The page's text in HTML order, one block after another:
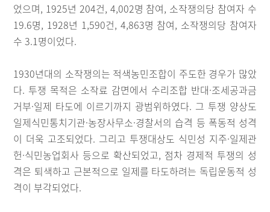
었으며, 1925년 204건, 4,002명 참여, 소작쟁의당 참여자 수
19.6명, 1928년 1,590건, 4,863명 참여, 소작쟁의당 참여자
수 3.1명이었다.
1930년대의 소작쟁의는 적색농민조합이 주도한 경우가 많았
다. 투쟁 목적은 소작료 감면에서 수리조합 반대·조세공과금
거부·일제 타도에 이르기까지 광범위하였다. 그 투쟁 양상도
일제식민통치기관·농장사무소·경찰서의 습격 등 폭동적 성격
이 더욱 고조되었다. 그리고 투쟁대상도 식민성 지주·일제관
헌·식민농업회사 등으로 확산되었고, 점차 경제적 투쟁의 성
격은 퇴색하고 근본적으로 일제를 타도하려는 독립운동적 성
격이 부각되었다.